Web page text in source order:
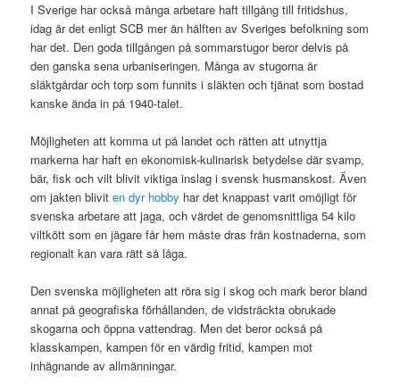
I Sverige har också många arbetare haft tillgång till fritidshus,
idag är det enligt SCB mer än hälften av Sveriges befolkning som
har det. Den goda tillgången på sommarstugor beror delvis på
den ganska sena urbaniseringen. Många av stugorna är
släktgårdar och torp som funnits i släkten och tjänat som bostad
kanske ända in på 1940-talet.
Möjligheten att komma ut på landet och rätten att utnyttja
markerna har haft en ekonomisk-kulinarisk betydelse där svamp,
bär, fisk och vilt blivit viktiga inslag i svensk husmanskost. Även
om jakten bliviten dyr hobby har det knappast varit omöjligt för
svenska arbetare att jaga, och värdet de genomsnittliga 54 kilo
viltkött som en jägare får hem måste dras från kostnaderna, som
regionalt kan vara rätt så låga.
Den svenska möjligheten att röra sig i skog och mark beror bland
annat på geografiska förhållanden, de vidsträckta obrukade
skogarna och öppna vattendrag. Men det beror också på
klasskampen, kampen för en värdig fritid, kampen mot
inhägnande av allmänningar.